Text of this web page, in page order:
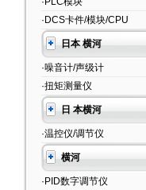
·DCS卡件/模块/CPU
日本 横河
·噪音计/声级计
·扭矩测量仪
日 本横河
·温控仪/调节仪
横河
·PID数字调节仪